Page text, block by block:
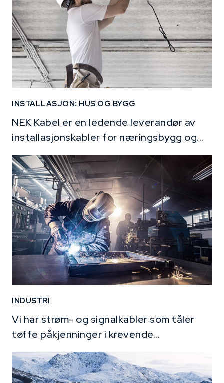
INSTALLASJON: HUS OG BYGG
NEK Kabel er en ledende leverandør av
installasjonskabler for næringsbygg og...
INDUSTRI
Vi har strøm- og signalkabler som tåler
tøffe påkjenninger i krevende...